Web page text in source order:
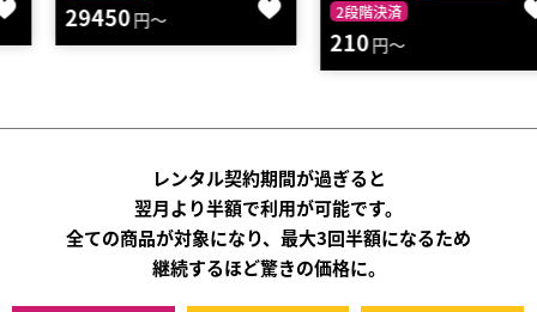
29450円～ 2段階決済
210円～
レンタル契約期間が過ぎると
翌月より半額で利用が可能です。
全ての商品が対象になり、最大3回半額になるため
継続するほど驚きの価格に。